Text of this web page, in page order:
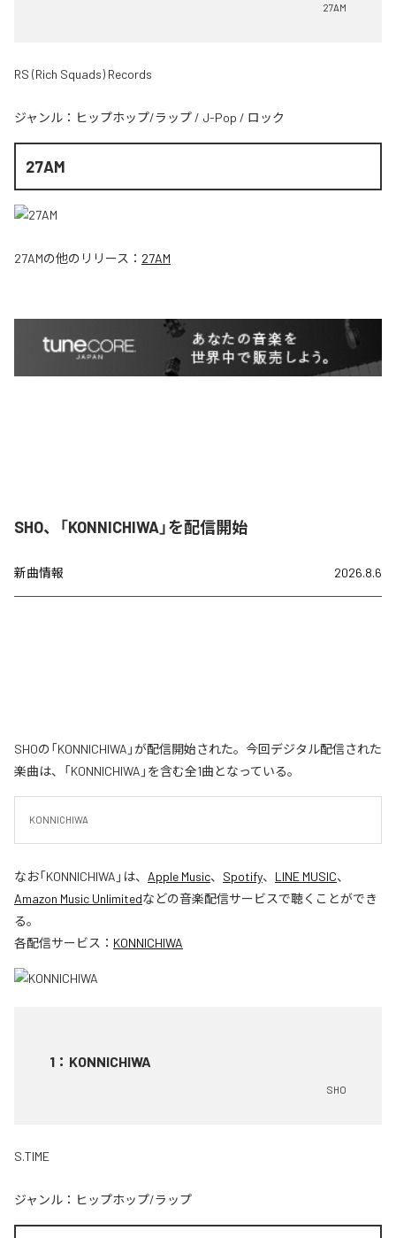
27AM
RS (Rich Squads) Records
ジャンル： ヒップホップ/ラップ / J-Pop / ロック
27AM
27AMの他のリリース： 27AM
SHO、「KONNICHIWA」を配信開始
新曲情報 2026.8.6
SHOの「KONNICHIWA」が配信開始された。今回デジタル配信された
楽曲は、「KONNICHIWA」を含む全1曲となっている。
KONNICHIWA
なお「KONNICHIWA 」は、 Apple Music、 Spotify、 LINE MUSIC、
Amazon Music Unlimitedなどの音楽配信サービスで聴くことができ
る。
各配信サービス： KONNICHIWA
1 ： KONNICHIWA
SHO
S.TIME
ジャンル： ヒップホップ/ラップ